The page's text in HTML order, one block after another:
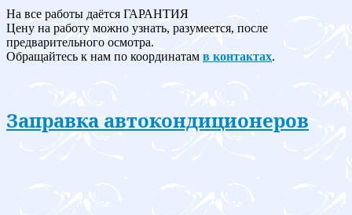
На все работы даётся ГАРАНТИЯ
Цену на работу можно узнать, разумеется, после
предварительного осмотра.
Обращайтесь к нам по координатам в контактах.
Заправка автокондиционеров